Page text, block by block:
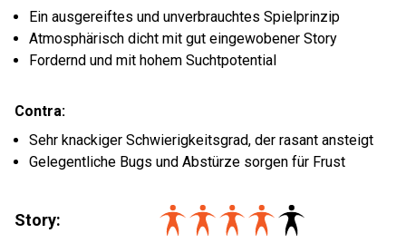
Ein ausgereiftes und unverbrauchtes Spielprinzip
Atmosphärisch dicht mit gut eingewobener Story
Fordernd und mit hohem Suchtpotential
Contra:
Sehr knackiger Schwierigkeitsgrad, der rasant ansteigt
Gelegentliche Bugs und Abstürze sorgen für Frust
Story: